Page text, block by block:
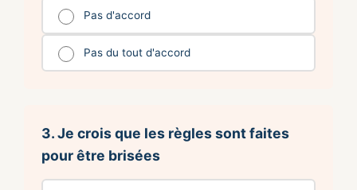
Pas d'accord
Pas du tout d'accord
3. Je crois que les règles sont faites
pour être brisées